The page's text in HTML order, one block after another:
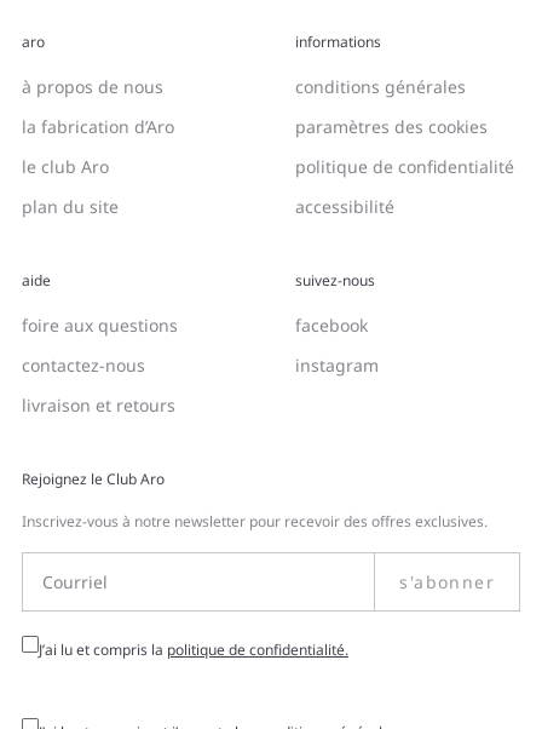
aro
à propos de nous
la fabrication d’Aro
le club Aro
plan du site
informations
conditions générales
paramètres des cookies
politique de confidentialité
accessibilité
aide
foire aux questions
contactez-nous
livraison et retours
suivez-nous
facebook
instagram
Rejoignez le Club Aro
Inscrivez-vous à notre newsletter pour recevoir des offres exclusives.
s'abonner
J’ai lu et compris la politique de confidentialité.